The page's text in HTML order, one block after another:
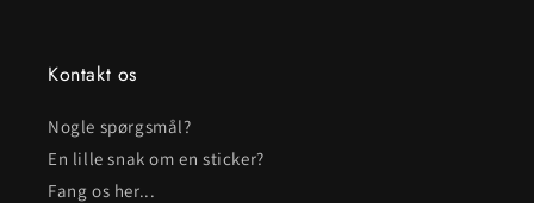
Kontakt os
Nogle spørgsmål?
En lille snak om en sticker?
Fang os her...